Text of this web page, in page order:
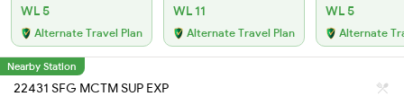
WL 5
Alternate Travel Plan
WL 11
Alternate Travel Plan
WL 5
Alternate
Nearby Station
22431 SFG MCTM SUP EXP